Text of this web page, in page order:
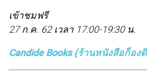
เข้าชมฟรี
27 ก.ค. 62 เวลา 17:00-19:30 น.
Candide Books (ร้านหนังสือก็อง